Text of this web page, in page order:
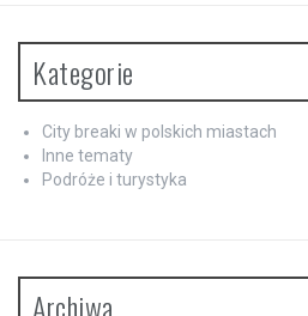
Kategorie
City breaki w polskich miastach
Inne tematy
Podróże i turystyka
Archiwa